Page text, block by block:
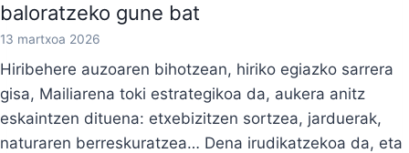
baloratzeko gune bat
13 martxoa 2026
Hiribehere auzoaren bihotzean, hiriko egiazko sarrera
gisa, Mailiarena toki estrategikoa da, aukera anitz
eskaintzen dituena: etxebizitzen sortzea, jarduerak,
naturaren berreskuratzea… Dena irudikatzekoa da, eta